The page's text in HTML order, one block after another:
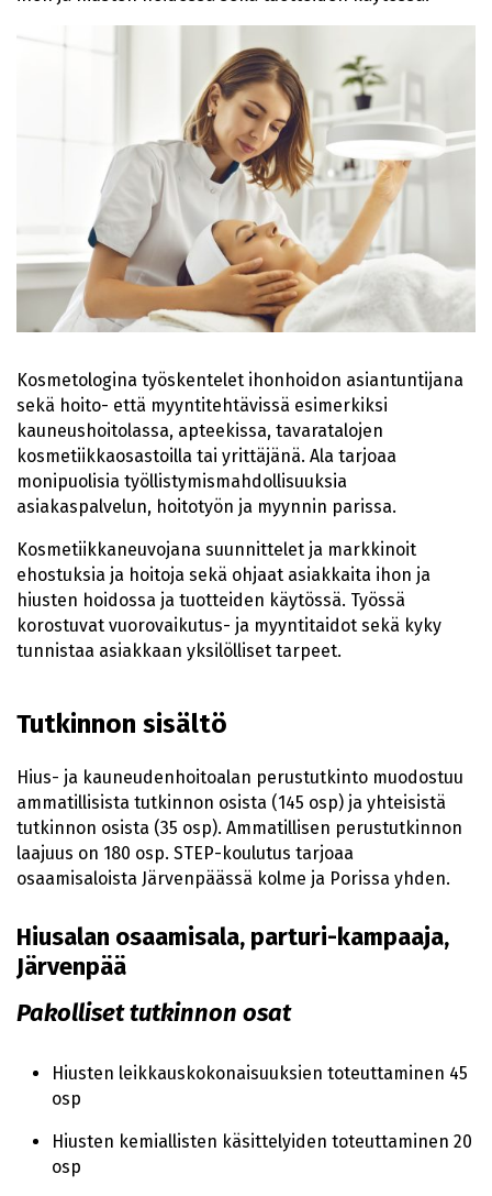
Kosmetologina työskentelet ihonhoidon asiantuntijana
sekä hoito- että myyntitehtävissä esimerkiksi
kauneushoitolassa, apteekissa, tavaratalojen
kosmetiikkaosastoilla tai yrittäjänä. Ala tarjoaa
monipuolisia työllistymismahdollisuuksia
asiakaspalvelun, hoitotyön ja myynnin parissa.
Kosmetiikkaneuvojana suunnittelet ja markkinoit
ehostuksia ja hoitoja sekä ohjaat asiakkaita ihon ja
hiusten hoidossa ja tuotteiden käytössä. Työssä
korostuvat vuorovaikutus- ja myyntitaidot sekä kyky
tunnistaa asiakkaan yksilölliset tarpeet.
Tutkinnon sisältö
Hius- ja kauneudenhoitoalan perustutkinto muodostuu
ammatillisista tutkinnon osista (145 osp) ja yhteisistä
tutkinnon osista (35 osp). Ammatillisen perustutkinnon
laajuus on 180 osp. STEP-koulutus tarjoaa
osaamisaloista Järvenpäässä kolme ja Porissa yhden.
Hiusalan osaamisala, parturi-kampaaja,
Järvenpää
Pakolliset tutkinnon osat
Hiusten leikkauskokonaisuuksien toteuttaminen 45
osp
Hiusten kemiallisten käsittelyiden toteuttaminen 20
osp